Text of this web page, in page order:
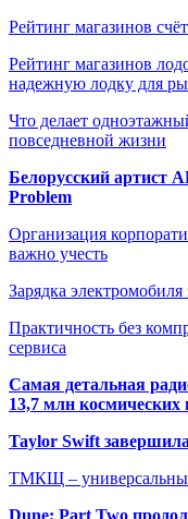
Рейтинг магазинов
Рейтинг магазинов
надежную лодку для
Что делает
повседневной жизни
Белорусский артист
Problem
Организация
важно учесть
Зарядка
Практичность без
сервиса
Самая детальная
13,7 млн космических
Taylor Swift
ТМКЩ –
Dune: Part Two